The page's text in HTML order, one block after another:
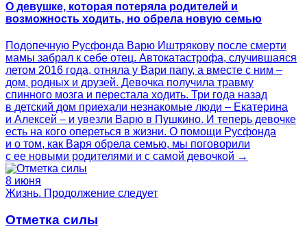
О девушке, которая потеряла родителей и
возможность ходить, но обрела новую семью
Подопечную Русфонда Варю Иштрякову после смерти
мамы забрал к себе отец. Автокатастрофа, случившаяся
летом 2016 года, отняла у Вари папу, а вместе с ним –
дом, родных и друзей. Девочка получила травму
спинного мозга и перестала ходить. Три года назад
в детский дом приехали незнакомые люди – Екатерина
и Алексей – и увезли Варю в Пушкино. И теперь девочке
есть на кого опереться в жизни. О помощи Русфонда
и о том, как Варя обрела семью, мы поговорили
с ее новыми родителями и с самой девочкой →
8 июня
Жизнь. Продолжение следует
Отметка силы